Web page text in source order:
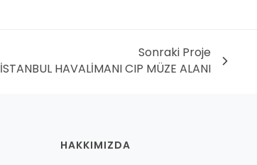
Sonraki Proje
İSTANBUL HAVALİMANI CIP MÜZE ALANI
HAKKIMIZDA